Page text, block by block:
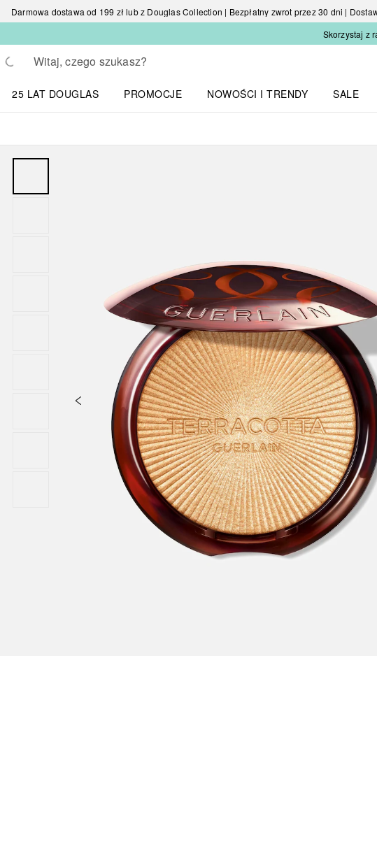
Darmowa dostawa od 199 zł lub z Douglas Collection | Bezpłatny zwrot przez 30 dni |
Skorzystaj z
Wracać
Wykonaj wyszukiwanie
25 LAT DOUGLAS
PROMOCJE
NOWOŚCI I TRENDY
SALE